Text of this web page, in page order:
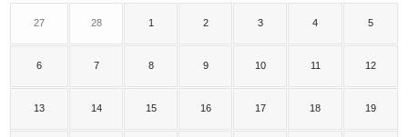
27 28 1 2 3 4 5
6 7 8 9 10 11 12
13 14 15 16 17 18 19